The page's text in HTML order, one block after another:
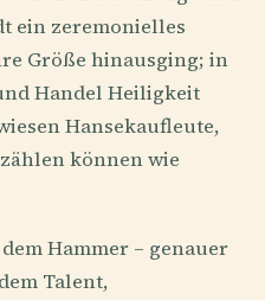
ein zeremonielles
Größe hinausging; in
Handel Heiligkeit
Hansekaufleute,
können wie
Hammer – genauer
Talent,